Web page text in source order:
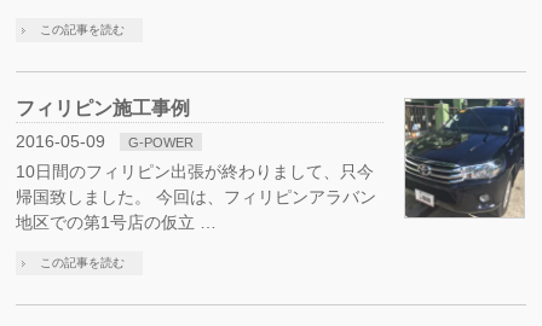
この記事を読む
フィリピン施工事例
2016-05-09 G-POWER
10日間のフィリピン出張が終わりまして、只今
帰国致しました。 今回は、フィリピンアラバン
地区での第1号店の仮立 …
この記事を読む